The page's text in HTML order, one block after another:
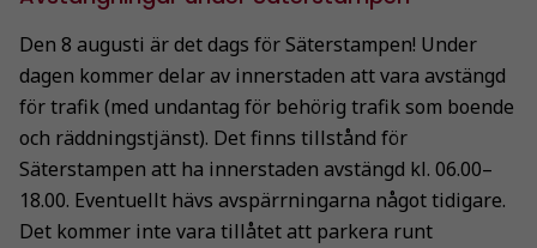
Den 8 augusti är det dags för Säterstampen! Under
dagen kommer delar av innerstaden att vara avstängd
för trafik (med undantag för behörig trafik som boende
och räddningstjänst). Det finns tillstånd för
Säterstampen att ha innerstaden avstängd kl. 06.00–
18.00. Eventuellt hävs avspärrningarna något tidigare.
Det kommer inte vara tillåtet att parkera runt